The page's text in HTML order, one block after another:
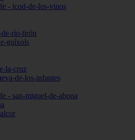
- icod-de-los-vinos
río-tirón
guíxols
la-cruz
de-los-infantes
- san-miguel-de-abona